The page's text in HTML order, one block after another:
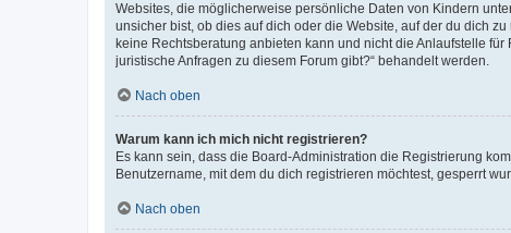
Websites, die möglicherweise persönliche Daten von Kindern
unsicher bist, ob dies auf dich oder die Website, auf der du dich
keine Rechtsberatung anbieten kann und nicht die Anlaufstelle
juristische Anfragen zu diesem Forum gibt?“ behandelt werden.
Nach oben
Warum kann ich mich nicht registrieren?
Es kann sein, dass die Board-Administration die Registrierung
Benutzername, mit dem du dich registrieren möchtest, gesperrt
Nach oben